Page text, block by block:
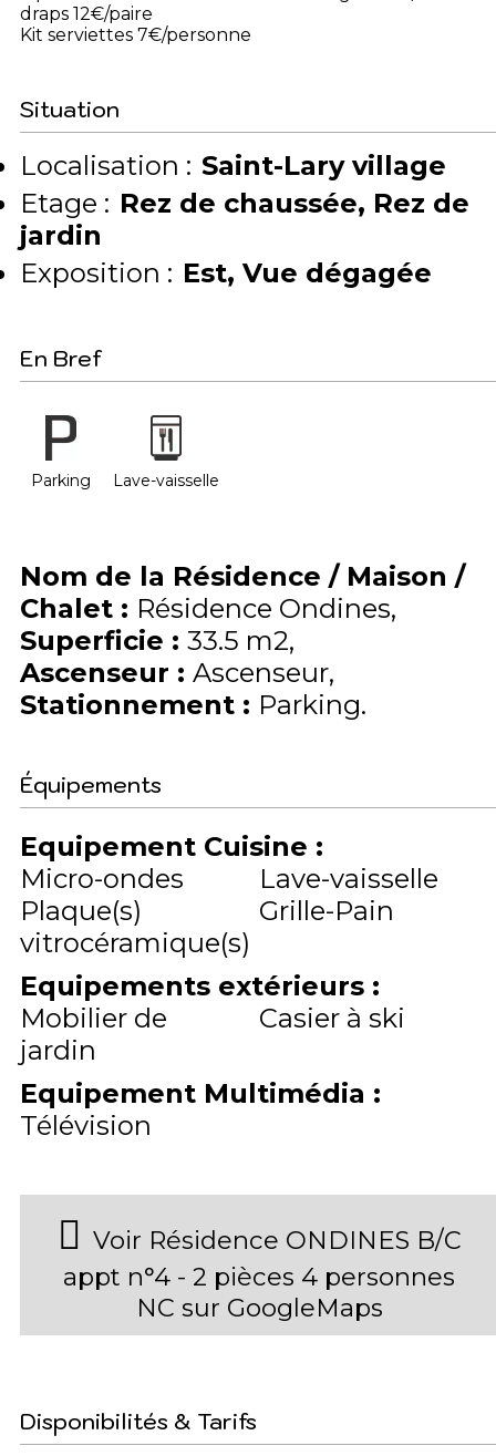
draps 12€/paire
Kit serviettes 7€/personne
Situation
Localisation : Saint-Lary village
Etage : Rez de chaussée Rez de
jardin
Exposition : Est Vue dégagée
En Bref
Parking Lave-vaisselle
Nom de la Résidence / Maison /
Chalet : Résidence Ondines
Superficie : 33.5 m2
Ascenseur : Ascenseur
Stationnement : Parking
Équipements
Equipement Cuisine :
Micro-ondes
Lave-vaisselle
Plaque(s)
vitrocéramique(s)
Grille-Pain
Equipements extérieurs :
Mobilier de
jardin
Casier à ski
Equipement Multimédia :
Télévision
Voir Résidence ONDINES B/C
appt n°4 - 2 pièces 4 personnes
NC sur GoogleMaps
Disponibilités & Tarifs